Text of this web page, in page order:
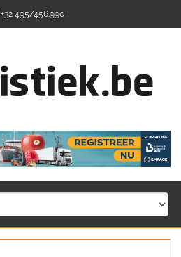
+32 495/456.990